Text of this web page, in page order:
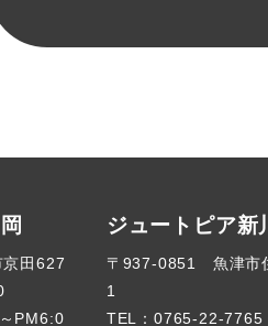
田627
PM6:0
ジュートピア新川
〒937-0851 魚津市
1
TEL：0765-22-7765